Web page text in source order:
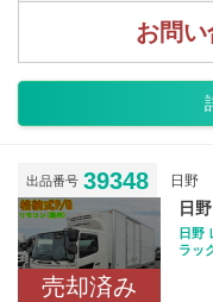
お問い
出品番号 39348 日野
売却済み
日
日野
ラッ